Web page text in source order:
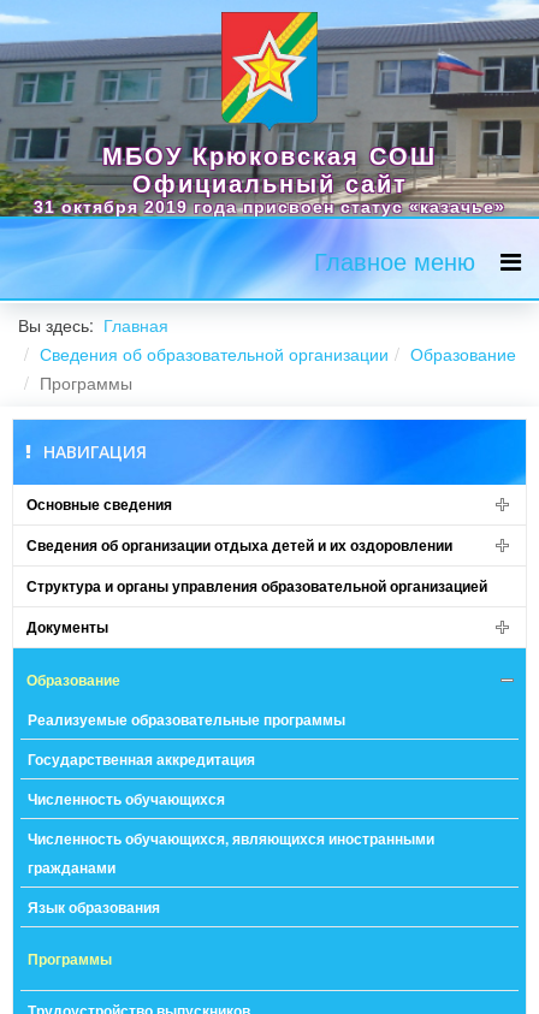
МБОУ Крюковская СОШ
Официальный сайт
31 октября 2019 года присвоен статус «казачье»
Главное меню
Вы здесь: Главная
Сведения об образовательной организации
Образование
Программы
НАВИГАЦИЯ
Основные сведения
Сведения об организации отдыха детей и их оздоровлении
Структура и органы управления образовательной организацией
Документы
Образование
Реализуемые образовательные программы
Государственная аккредитация
Численность обучающихся
Численность обучающихся, являющихся иностранными
гражданами
Язык образования
Программы